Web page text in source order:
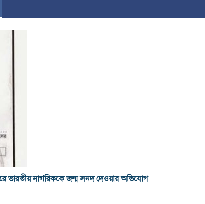
ভারতীয় নাগরিককে জন্ম সনদ দেওয়ার অভিযোগ